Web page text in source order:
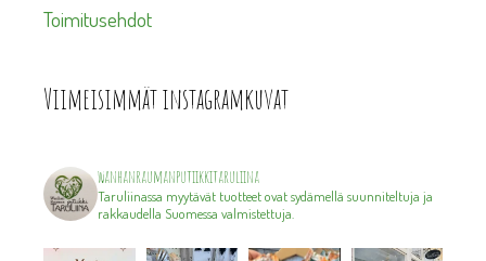
Toimitusehdot
Viimeisimmät instagramkuvat
wanhanraumanputiikkitaruliina
Taruliinassa myytävät tuotteet ovat sydämellä suunniteltuja ja
rakkaudella Suomessa valmistettuja.